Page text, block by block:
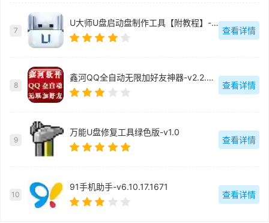
7
U大师U盘启动盘制作工具【附教程】-v【】
查看详情
8
鑫河QQ全自动无限加好友神器-v2.2.3.6
查看详情
9
万能U盘修复工具绿色版-v1.0
查看详情
10
91手机助手-v6.10.17.1671
查看详情